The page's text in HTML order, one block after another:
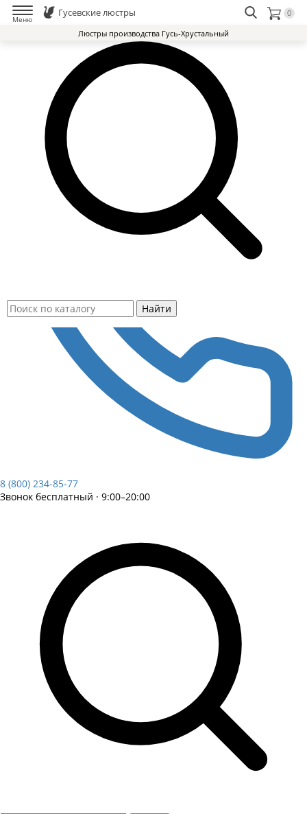
Люстры Гусь-Хрустальный Завод
Доставка и оплата
Избранное
Контакты
8 (800) 234-85-77
Звонок бесплатный · 9:00–20:00
Меню
Гусевские люстры
0
Люстры производства Гусь-Хрустальный
Найти
Хит продаж